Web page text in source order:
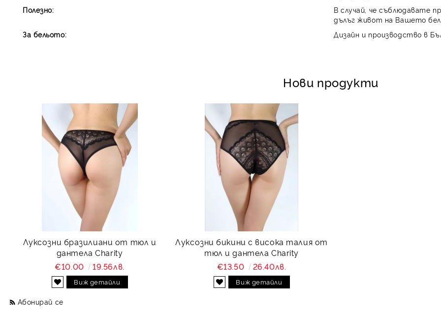
Полезно:
В случай, че съблюдавате
дълъг живот на Вашето
За бельото:
Дизайн и производство в
Нови продукти
Луксозни бразилиани от тюл и
дантела Charity
€10.00
19.56лв.
Виж детайли
Луксозни бикини с висока талия от
тюл и дантела Charity
€13.50
26.40лв.
Виж детайли
Абонирай се